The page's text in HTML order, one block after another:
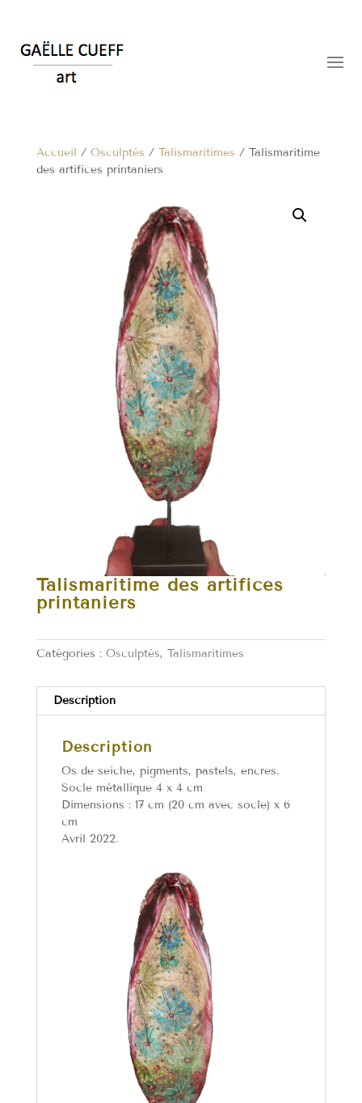
Accueil / Osculptés / Talismaritimes / Talismaritime
des artifices printaniers
Talismaritime des artifices
printaniers
Catégories : Osculptés, Talismaritimes
Description
Description
Os de seiche, pigments, pastels, encres.
Socle métallique 4 x 4 cm
Dimensions : 17 cm (20 cm avec socle) x 6
cm
Avril 2022.